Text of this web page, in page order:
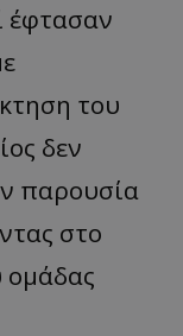
έφτασαν
του
δεν
παρουσία
στο
ομάδας